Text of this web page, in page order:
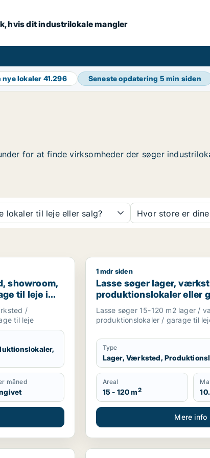
hvis dit industrilokale mangler
nye lokaler 41.296 Seneste opdatering 5 min siden
for at finde virksomheder der søger
lokaler til leje eller salg? Hvor store er
Hørsholm m.fl.produktionslokaler eller garage til leje i
showroom,
til leje i
m.fl.
/
til leje
måned
Lasse søger lager,
1 mdr siden
Lasse søger lager,
produktionslokaler eller
Storkøbenhavn
Lasse søger 15-120 m2 lager /
produktionslokaler / garage til
Type
Lager, Værksted,
Areal
15 - 120 m2
Mere info